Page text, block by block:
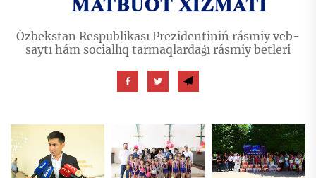
Ózbekstan Respublikası Prezidentiniń rásmiy veb-
saytı hám sociallıq tarmaqlardaǵı rásmiy betleri